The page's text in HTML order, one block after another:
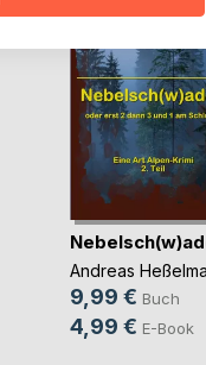
Andreas
9,99 € Buch
4,99 € E-Book